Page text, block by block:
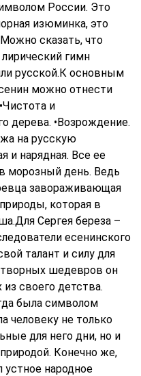
России. Это
изюминка, это
сказать, что
гимн
русской.К основным
можно отнести
и
дерева. •Возрождение.
на русскую
и нарядная. Все ее
морозный день. Ведь
завораживающая
которая в
Сергея береза –
есенинского
талант и силу для
шедевров он
своего детства.
была символом
человеку не только
для него дни, но и
Конечно же,
устное народное